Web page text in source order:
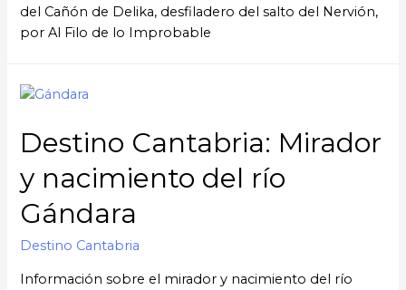
del Cañón de Delika, desfiladero del salto del Nervión,
por Al Filo de lo Improbable
Destino Cantabria: Mirador
y nacimiento del río
Gándara
Destino Cantabria
Información sobre el mirador y nacimiento del río